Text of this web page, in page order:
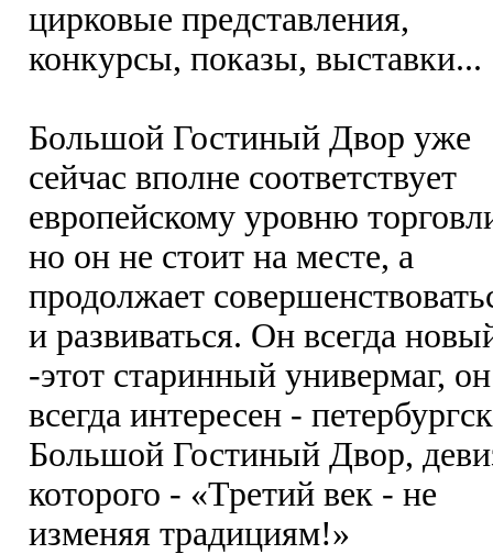
цирковые представления,
конкурсы, показы, выставки...
Большой Гостиный Двор уже
сейчас вполне соответствует
европейскому уровню
но он не стоит на месте, а
продолжает
и развиваться. Он всегда
-этот старинный универмаг, он
всегда интересен -
Большой Гостиный Двор,
которого - «Третий век - не
изменяя традициям!»